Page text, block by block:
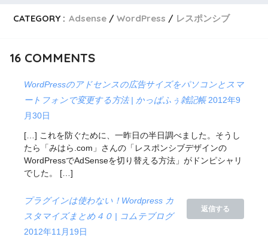
CATEGORY : Adsense WordPress レスポンシブ
16COMMENTS
WordPressのアドセンスの広告サイズをパソコンとスマ
ートフォンで変更する方法 | かっぱふぅ雑記帳 2012年9
月30日
[…] これを防ぐために、一昨日の半日調べました。そうし
たら「みはら.com」さんの「レスポンシブデザインの
WordPressでAdSenseを切り替える方法」がドンピシャリ
でした。 […]
返信する
プラグインは使わない！Wordpress カ
スタマイズまとめ４０ | コムテブログ
2012年11月19日